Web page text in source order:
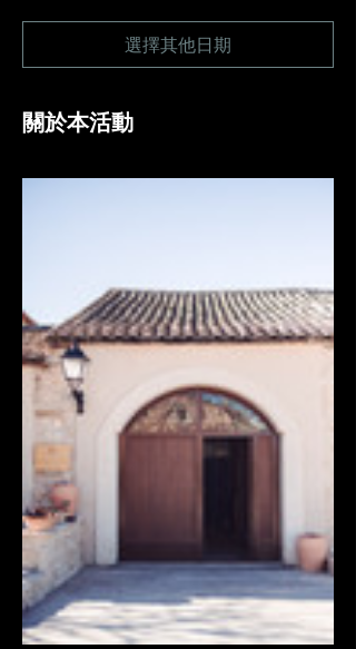
選擇其他日期
關於本活動